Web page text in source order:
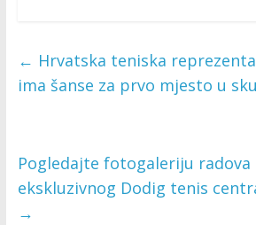
← Hrvatska teniska
ima šanse za prvo mjesto u
Pogledajte fotogaleriju radova
ekskluzivnog Dodig tenis
→